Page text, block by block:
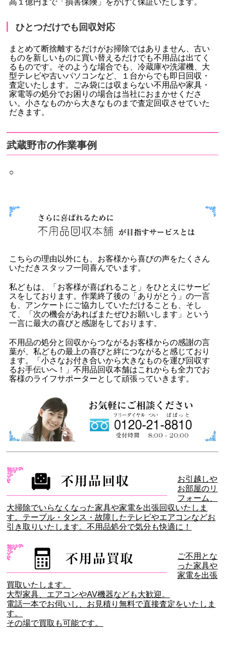
高１億円まで「損害保険」をかけて保証いたします。
ひとつだけでも回収対応
まとめて断捨離するだけがお掃除ではありません、古い
ものを新しいものに買い替えるだけでも不用品は出てく
るものです。そのような場合でも、冷蔵庫や洗濯機、大
型テレビや古いパソコンなど、１台からでも即日回収・
査定いたします。ごみ袋には収まらない不用品や家具・
家電等の処分でお困りの場合は当社におまかせくださ
い。小さなものから大きなものまで査定回収させていた
だきます。
武蔵野市の作業事例
○
こちらの理由以外にも、お客様から喜びの声をたくさん
いただきスタッフ一同喜んでいます。
私どもは、「お客様が喜ばれること」をひとえにサービ
スをしております。作業終了後の「ありがとう」の一言
も、アンケートにご協力していただけることも、そし
て、「次の機会があればまたぜひお願いします」という
一言に最大の喜びと感謝をしております。
不用品の処分と回収からつながるお客様からの感謝の言
葉が、私どもの最上の喜びと絆につながると感じており
ます。「小さなお付き合いから大きなものを運び回収す
るお手伝いへ！」不用品回収本舗はこれからも全力でお
客様のライフサポーターとして頑張っていきます。
お引越しや
お部屋のリ
フォーム、
大掃除でいらなくなった家具や家電を出張回収いたしま
す。テーブル・タンス・故障したテレビやエアコンなどお
引き取りいたします。不用品処分で気分も快適に！
ご不用とな
った家具や
家電を出張
買取いたします。
大型家具、エアコンやAV機器なども大歓迎。
電話一本でお伺いし、お見積り無料で直接査定をいたしま
す。
その場で買取も可能です。